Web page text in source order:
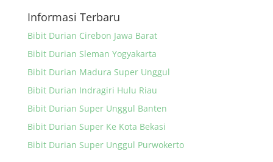
Informasi Terbaru
Bibit Durian Cirebon Jawa Barat
Bibit Durian Sleman Yogyakarta
Bibit Durian Madura Super Unggul
Bibit Durian Indragiri Hulu Riau
Bibit Durian Super Unggul Banten
Bibit Durian Super Ke Kota Bekasi
Bibit Durian Super Unggul Purwokerto